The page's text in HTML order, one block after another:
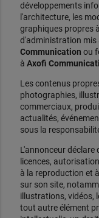
développements
l'architecture, les
graphiques propres
d'administration mis
Communication ou
à Axofi
Les contenus
photographies,
commerciaux,
actualités,
sous la
L'annonceur déclare
licences,
à la reproduction et
sur son site,
illustrations, vidéos,
tout autre élément